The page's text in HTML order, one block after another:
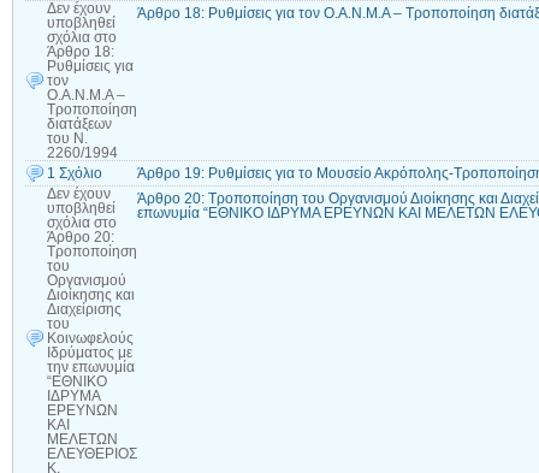
Δεν έχουν
υποβληθεί
σχόλια στο
Άρθρο 18:
Ρυθμίσεις για
τον
Ο.Α.Ν.Μ.Α –
Τροποποίηση
διατάξεων
του Ν.
2260/1994
Άρθρο 18: Ρυθμίσεις για τον Ο.Α.Ν.Μ.Α – Τροποποίηση
1 Σχόλιο
Άρθρο 19: Ρυθμίσεις για το Μουσείο Ακρόπολης-
Δεν έχουν
υποβληθεί
σχόλια στο
Άρθρο 20:
Τροποποίηση
του
Οργανισμού
Διοίκησης και
Διαχείρισης
του
Κοινωφελούς
Ιδρύματος με
την επωνυμία
“ΕΘΝΙΚΟ
ΙΔΡΥΜΑ
ΕΡΕΥΝΩΝ
ΚΑΙ
ΜΕΛΕΤΩΝ
ΕΛΕΥΘΕΡΙΟΣ
Κ.
Άρθρο 20: Τροποποίηση του Οργανισμού Διοίκησης και
επωνυμία “ΕΘΝΙΚΟ ΙΔΡΥΜΑ ΕΡΕΥΝΩΝ ΚΑΙ ΜΕΛΕΤΩΝ